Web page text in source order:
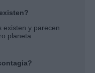
existen y parecen
planeta